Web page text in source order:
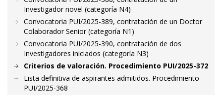
Investigador novel (categoría N4)
Convocatoria PUI/2025-389, contratación de un Doctor
Colaborador Senior (categoría N1)
Convocatoria PUI/2025-390, contratación de dos
Investigadores iniciados (categoría N3)
Criterios de valoración. Procedimiento PUI/2025-372
Lista definitiva de aspirantes admitidos. Procedimiento
PUI/2025-368